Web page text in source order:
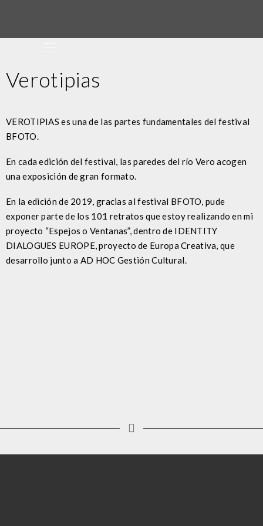
Verotipias
VEROTIPIAS es una de las partes fundamentales del festival
BFOTO.
En cada edición del festival, las paredes del río Vero acogen
una exposición de gran formato.
En la edición de 2019, gracias al festival BFOTO, pude
exponer parte de los 101 retratos que estoy realizando en mi
proyecto “Espejos o Ventanas”, dentro de IDENTITY
DIALOGUES EUROPE, proyecto de Europa Creativa, que
desarrollo junto a AD HOC Gestión Cultural.